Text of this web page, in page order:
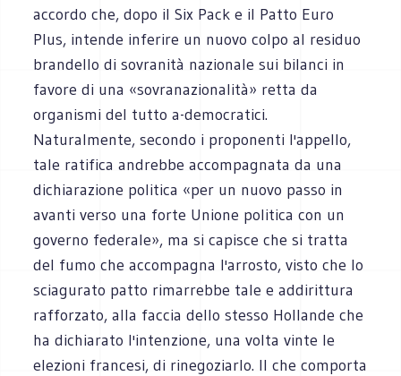
accordo che, dopo il Six Pack e il Patto Euro
Plus, intende inferire un nuovo colpo al residuo
brandello di sovranità nazionale sui bilanci in
favore di una «sovranazionalità» retta da
organismi del tutto a-democratici.
Naturalmente, secondo i proponenti l'appello,
tale ratifica andrebbe accompagnata da una
dichiarazione politica «per un nuovo passo in
avanti verso una forte Unione politica con un
governo federale», ma si capisce che si tratta
del fumo che accompagna l'arrosto, visto che lo
sciagurato patto rimarrebbe tale e addirittura
rafforzato, alla faccia dello stesso Hollande che
ha dichiarato l'intenzione, una volta vinte le
elezioni francesi, di rinegoziarlo. Il che comporta